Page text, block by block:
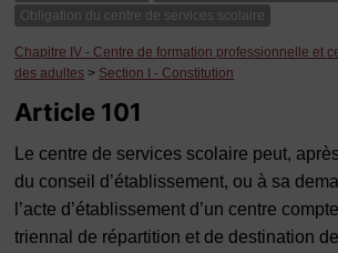
Obligation du centre de services scolaire
Chapitre IV - Centre de formation professionnelle et
des adultes > Section I - Constitution
Article 101
Le centre de services scolaire peut,
du conseil d’établissement, ou à sa
l’acte d’établissement d’un centre
triennal de répartition et de destination